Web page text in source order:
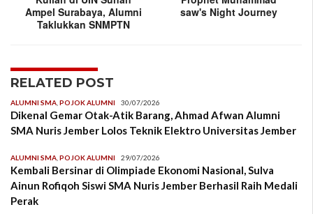
Ampel Surabaya, Alumni
Taklukkan SNMPTN
saw's Night Journey
RELATED POST
ALUMNI SMA POJOK ALUMNI 30/07/2026
Dikenal Gemar Otak-Atik Barang, Ahmad Afwan Alumni
SMA Nuris Jember Lolos Teknik Elektro Universitas Jember
ALUMNI SMA POJOK ALUMNI 29/07/2026
Kembali Bersinar di Olimpiade Ekonomi Nasional, Sulva
Ainun Rofiqoh Siswi SMA Nuris Jember Berhasil Raih Medali
Perak